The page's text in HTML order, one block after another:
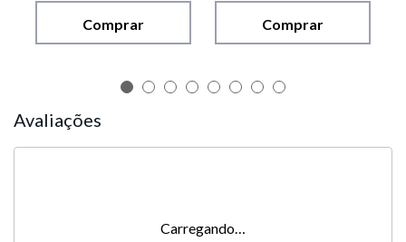
Comprar Comprar
Avaliações
Carregando…